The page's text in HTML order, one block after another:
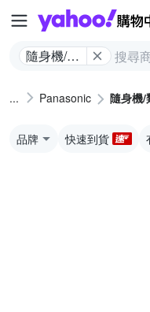
隨身機/類
Panasonic 隨身機/
品牌 快速到貨